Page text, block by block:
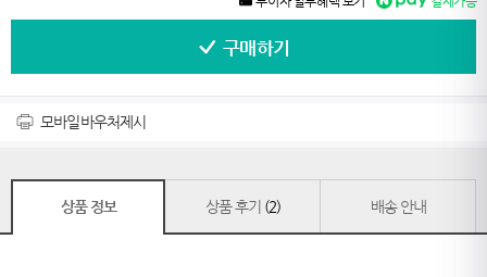
구매하기
모바일바우처제시
상품 정보 상품 후기 (2) 배송 안내